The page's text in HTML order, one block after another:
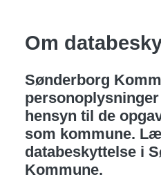
Om
Sønderborg
hensyn til de
som kommune.
databeskyttelse i
Kommune.